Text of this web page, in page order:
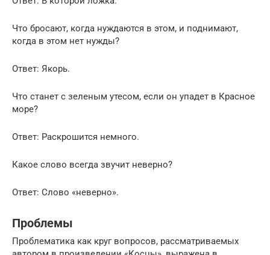
Что бросают, когда нуждаются в этом, и поднимают,
когда в этом нет нужды?
Ответ: Якорь.
Что станет с зеленым утесом, если он упадет в Красное
море?
Ответ: Раскрошится немного.
Какое слово всегда звучит неверно?
Ответ: Слово «неверно».
Проблемы
Проблематика как круг вопросов, рассматриваемых